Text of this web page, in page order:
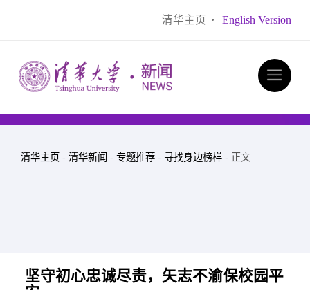
清华主页 · English Version
清华主页 - 清华新闻 - 专题推荐 - 寻找身边榜样 - 正文
坚守初心忠诚尽责，矢志不渝保校园平